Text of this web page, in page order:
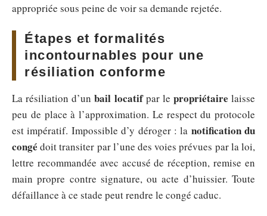
appropriée sous peine de voir sa demande rejetée.
Étapes et formalités
incontournables pour une
résiliation conforme
La résiliation d’unbail locatifpar le propriétaire laisse
peu de place à l’approximation. Le respect du protocole
est impératif. Impossible d’y déroger : la notification du
congé doit transiter par l’une des voies prévues par la loi,
lettre recommandée avec accusé de réception, remise en
main propre contre signature, ou acte d’huissier. Toute
défaillance à ce stade peut rendre le congé caduc.